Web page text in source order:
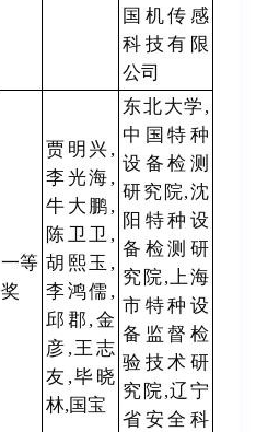
国机传感
科技有限
公司
一等
奖
贾明兴,
李光海,
牛大鹏,
陈卫卫,
胡熙玉,
李鸿儒,
邱郡,金
彦,王志
友,毕晓
林,国宝
东北大学,
中国特种
设备检测
研究院,沈
阳特种设
备检测研
究院,上海
市特种设
备监督检
验技术研
究院,辽宁
省安全科